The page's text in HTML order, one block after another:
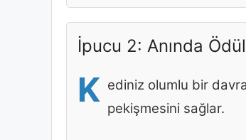
İpucu 2: Anında
K ediniz olumlu bir
pekişmesini sağlar.